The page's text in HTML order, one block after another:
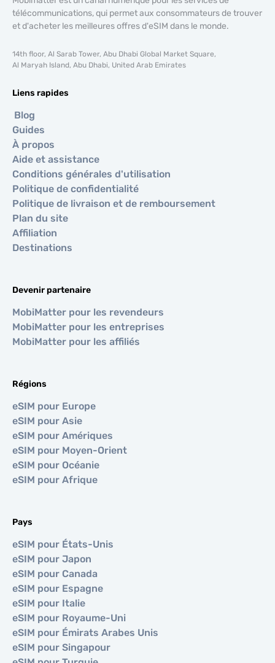
télécommunications, qui permet aux consommateurs de trouver
et d'acheter les meilleures offres d'eSIM dans le monde.
14th floor, Al Sarab Tower, Abu Dhabi Global Market Square,
Al Maryah Island, Abu Dhabi, United Arab Emirates
Liens rapides
Blog
Guides
À propos
Aide et assistance
Conditions générales d'utilisation
Politique de confidentialité
Politique de livraison et de remboursement
Plan du site
Affiliation
Destinations
Devenir partenaire
MobiMatter pour les revendeurs
MobiMatter pour les entreprises
MobiMatter pour les affiliés
Régions
eSIM pour Europe
eSIM pour Asie
eSIM pour Amériques
eSIM pour Moyen-Orient
eSIM pour Océanie
eSIM pour Afrique
Pays
eSIM pour États-Unis
eSIM pour Japon
eSIM pour Canada
eSIM pour Espagne
eSIM pour Italie
eSIM pour Royaume-Uni
eSIM pour Émirats Arabes Unis
eSIM pour Singapour